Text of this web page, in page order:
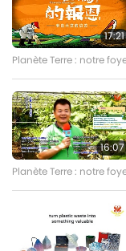
17:21
Planète Terre : notre
16:07
Planète Terre : notre